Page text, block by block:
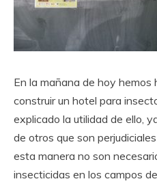
En la mañana de hoy hemos
construir un hotel para
explicado la utilidad de ello,
de otros que son
esta manera no son
insecticidas en los campos